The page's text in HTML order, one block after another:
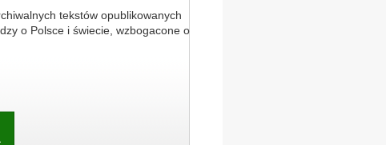
tekstów opublikowanych
o Polsce i świecie, wzbogacone o